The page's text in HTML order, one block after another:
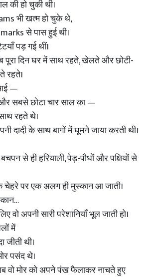
की हो चुकी थी।
भी खत्म हो चुके थे,
से पास हुई थी।
पड़ गई थीं।
पूरा दिन घर में साथ रहते, खेलते और छोटी-
रहते।
—
सबसे छोटा चार साल का —
रहते थे।
दादी के साथ बागों में घूमने जाया करती थी।
से ही हरियाली, पेड़-पौधों और पक्षियों से
पर एक अलग ही मुस्कान आ जाती।
अपनी सारी परेशानियाँ भूल जाती हो।
में
जीती थी।
पसंद थे।
वो मोर को अपने पंख फैलाकर नाचते हुए